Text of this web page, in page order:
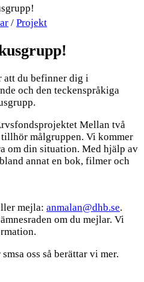
/ Projekt
att du befinner dig i
och den teckenspråkiga
Mellan två
målgruppen. Vi kommer
om din situation. Med hjälp av
annat en bok, filmer och
mejla: anmalan@dhb.se.
om du mejlar. Vi
oss så berättar vi mer.